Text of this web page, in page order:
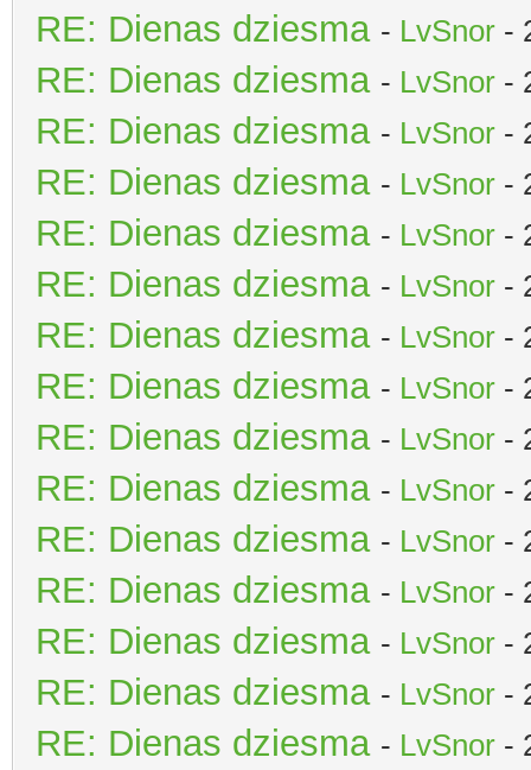
RE: Dienas dziesma - LvSnor -
RE: Dienas dziesma - LvSnor -
RE: Dienas dziesma - LvSnor -
RE: Dienas dziesma - LvSnor -
RE: Dienas dziesma - LvSnor -
RE: Dienas dziesma - LvSnor -
RE: Dienas dziesma - LvSnor -
RE: Dienas dziesma - LvSnor -
RE: Dienas dziesma - LvSnor -
RE: Dienas dziesma - LvSnor -
RE: Dienas dziesma - LvSnor -
RE: Dienas dziesma - LvSnor -
RE: Dienas dziesma - LvSnor -
RE: Dienas dziesma - LvSnor -
RE: Dienas dziesma - LvSnor -